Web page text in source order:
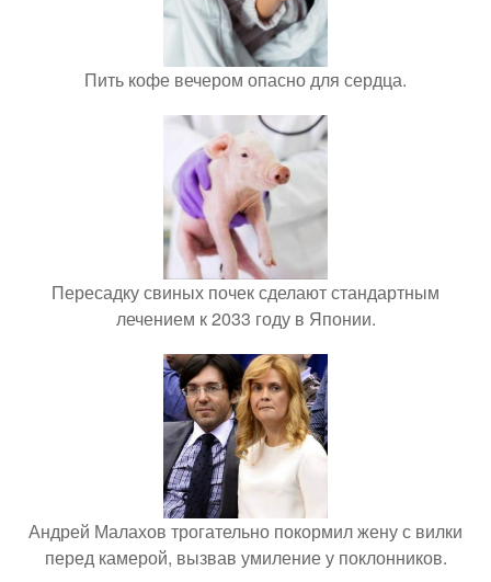
Пить кофе вечером опасно для сердца.
Пересадку свиных почек сделают стандартным
лечением к 2033 году в Японии.
Андрей Малахов трогательно покормил жену с вилки
перед камерой, вызвав умиление у поклонников.